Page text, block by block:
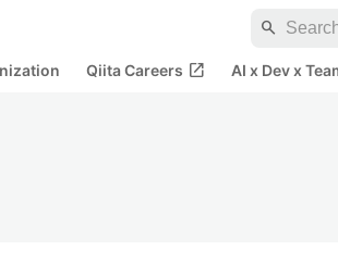
search
Qiita Careers open_in_new AI x Dev x